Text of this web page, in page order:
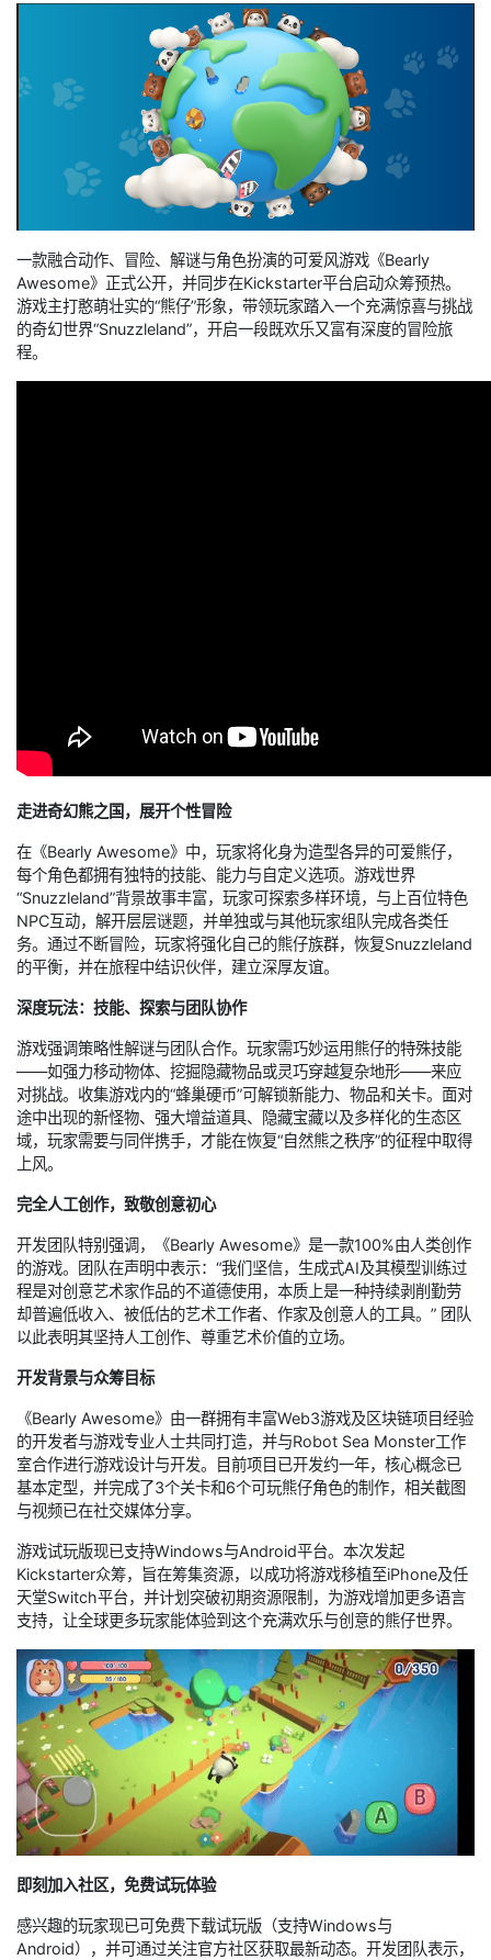
一款融合动作、冒险、解谜与角色扮演的可爱风游戏《Bearly
Awesome》正式公开，并同步在Kickstarter平台启动众筹预热。
游戏主打憨萌壮实的“熊仔”形象，带领玩家踏入一个充满惊喜与挑战
的奇幻世界“Snuzzleland”，开启一段既欢乐又富有深度的冒险旅
程。
走进奇幻熊之国，展开个性冒险
在《Bearly Awesome》中，玩家将化身为造型各异的可爱熊仔，
每个角色都拥有独特的技能、能力与自定义选项。游戏世界
“Snuzzleland”背景故事丰富，玩家可探索多样环境，与上百位特色
NPC互动，解开层层谜题，并单独或与其他玩家组队完成各类任
务。通过不断冒险，玩家将强化自己的熊仔族群，恢复Snuzzleland
的平衡，并在旅程中结识伙伴，建立深厚友谊。
深度玩法：技能、探索与团队协作
游戏强调策略性解谜与团队合作。玩家需巧妙运用熊仔的特殊技能
——如强力移动物体、挖掘隐藏物品或灵巧穿越复杂地形——来应
对挑战。收集游戏内的“蜂巢硬币”可解锁新能力、物品和关卡。面对
途中出现的新怪物、强大增益道具、隐藏宝藏以及多样化的生态区
域，玩家需要与同伴携手，才能在恢复“自然熊之秩序”的征程中取得
上风。
完全人工创作，致敬创意初心
开发团队特别强调，《Bearly Awesome》是一款100%由人类创作
的游戏。团队在声明中表示：“我们坚信，生成式AI及其模型训练过
程是对创意艺术家作品的不道德使用，本质上是一种持续剥削勤劳
却普遍低收入、被低估的艺术工作者、作家及创意人的工具。” 团队
以此表明其坚持人工创作、尊重艺术价值的立场。
开发背景与众筹目标
《Bearly Awesome》由一群拥有丰富Web3游戏及区块链项目经验
的开发者与游戏专业人士共同打造，并与Robot Sea Monster工作
室合作进行游戏设计与开发。目前项目已开发约一年，核心概念已
基本定型，并完成了3个关卡和6个可玩熊仔角色的制作，相关截图
与视频已在社交媒体分享。
游戏试玩版现已支持Windows与Android平台。本次发起
Kickstarter众筹，旨在筹集资源，以成功将游戏移植至iPhone及任
天堂Switch平台，并计划突破初期资源限制，为游戏增加更多语言
支持，让全球更多玩家能体验到这个充满欢乐与创意的熊仔世界。
即刻加入社区，免费试玩体验
感兴趣的玩家现已可免费下载试玩版（支持Windows与
Android），并可通过关注官方社区获取最新动态。开发团队表示，